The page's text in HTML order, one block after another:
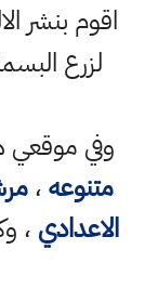
اقوم بنشر
لزرع
وفي موقعي
متنوعه،
الاعدادي ،